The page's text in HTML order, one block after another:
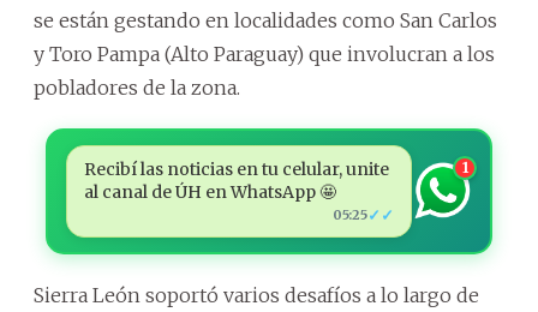
se están gestando en localidades como San Carlos
y Toro Pampa (Alto Paraguay) que involucran a los
pobladores de la zona.
Recibí las noticias en tu celular, unite
al canal de ÚH en WhatsApp 🤩
05:25✓✓
1
Sierra León soportó varios desafíos a lo largo de